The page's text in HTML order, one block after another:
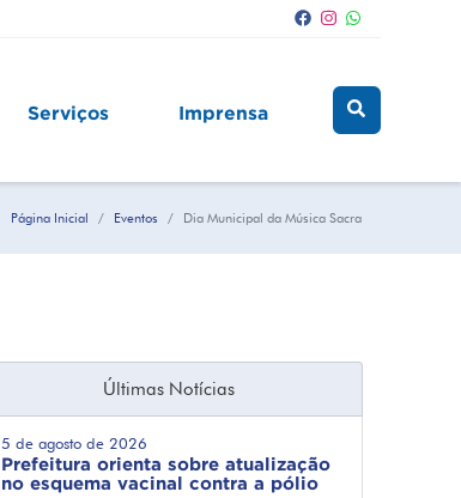
Serviços Imprensa
Página Inicial Eventos Dia Municipal da Música Sacra
Últimas Notícias
5 de agosto de 2026
Prefeitura orienta sobre atualização
no esquema vacinal contra a pólio